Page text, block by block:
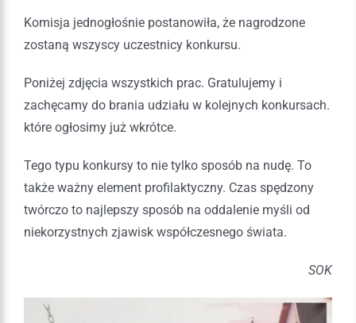
Komisja jednogłośnie postanowiła, że nagrodzone
zostaną wszyscy uczestnicy konkursu.
Poniżej zdjęcia wszystkich prac. Gratulujemy i
zachęcamy do brania udziału w kolejnych konkursach.
które ogłosimy już wkrótce.
Tego typu konkursy to nie tylko sposób na nudę. To
także ważny element profilaktyczny. Czas spędzony
twórczo to najlepszy sposób na oddalenie myśli od
niekorzystnych zjawisk współczesnego świata.
SOK